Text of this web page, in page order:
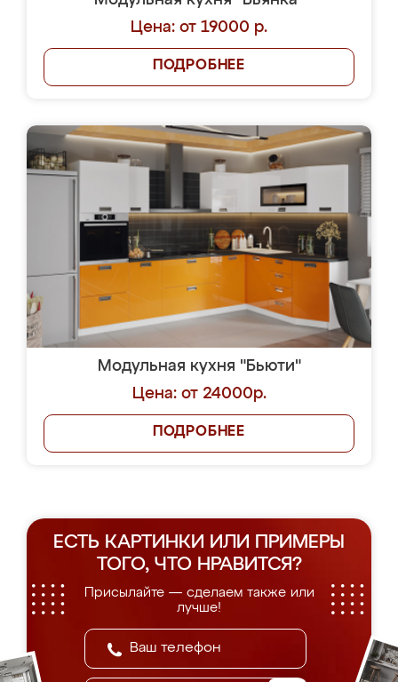
Цена: от 19000 р.
ПОДРОБНЕЕ
Модульная кухня "Бьюти"
Цена: от 24000р.
ПОДРОБНЕЕ
ЕСТЬ КАРТИНКИ ИЛИ ПРИМЕРЫ
ТОГО, ЧТО НРАВИТСЯ?
Присылайте — сделаем также или
лучше!